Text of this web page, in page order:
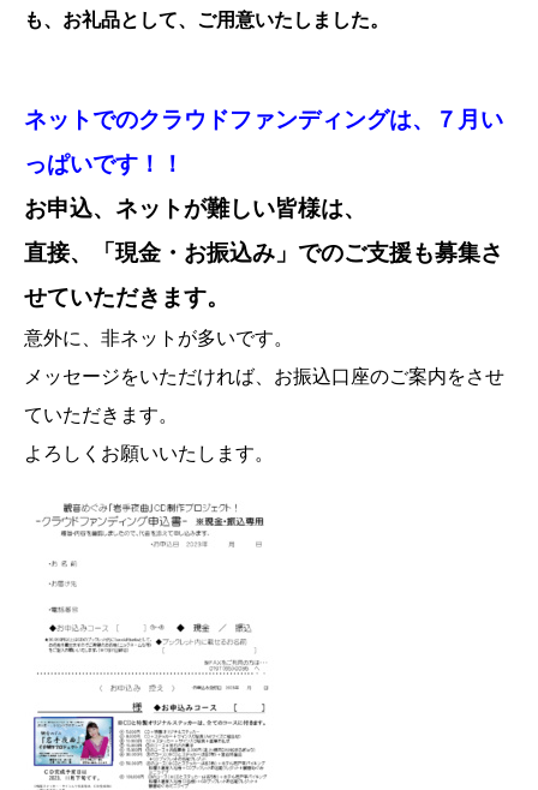
も、お礼品として、ご用意いたしました。
ネットでのクラウドファンディングは、７月い
っぱいです！！
お申込、ネットが難しい皆様は、
直接、「現金・お振込み」でのご支援も募集さ
せていただきます。
意外に、非ネットが多いです。
メッセージをいただければ、お振込口座のご案内をさせ
ていただきます。
よろしくお願いいたします。